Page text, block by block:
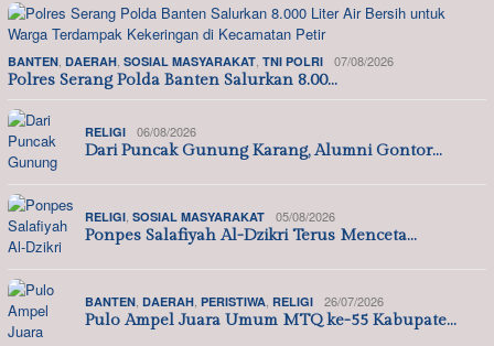
BANTEN DAERAH SOSIAL MASYARAKAT TNI POLRI 07/08/2026
Polres Serang Polda Banten Salurkan 8.00…
RELIGI 06/08/2026
Dari Puncak Gunung Karang, Alumni Gontor…
RELIGI SOSIAL MASYARAKAT 05/08/2026
Ponpes Salafiyah Al-Dzikri Terus Menceta…
BANTEN DAERAH PERISTIWA RELIGI 26/07/2026
Pulo Ampel Juara Umum MTQ ke-55 Kabupate…